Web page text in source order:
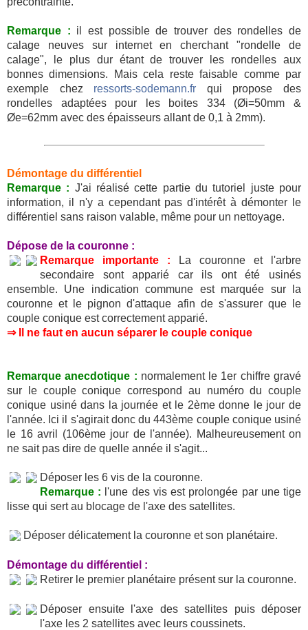
Remarque : il est possible de trouver des rondelles de
calage neuves sur internet en cherchant "rondelle de
calage", le plus dur étant de trouver les rondelles aux
bonnes dimensions. Mais cela reste faisable comme par
exemple chez ressorts-sodemann.fr qui propose des
rondelles adaptées pour les boites 334 (Øi=50mm &
Øe=62mm avec des épaisseurs allant de 0,1 à 2mm).
Démontage du différentiel
Remarque : J'ai réalisé cette partie du tutoriel juste pour
information, il n'y a cependant pas d'intérêt à démonter le
différentiel sans raison valable, même pour un nettoyage.
Dépose de la couronne :
Remarque importante : La couronne et l'arbre
secondaire sont apparié car ils ont été usinés
ensemble. Une indication commune est marquée sur la
couronne et le pignon d'attaque afin de s'assurer que le
couple conique est correctement apparié.
⇒ Il ne faut en aucun séparer le couple conique
Remarque anecdotique : normalement le 1er chiffre gravé
sur le couple conique correspond au numéro du couple
conique usiné dans la journée et le 2ème donne le jour de
l'année. Ici il s'agirait donc du 443ème couple conique usiné
le 16 avril (106ème jour de l'année). Malheureusement on
ne sait pas dire de quelle année il s'agit...
Déposer les 6 vis de la couronne.
Remarque : l'une des vis est prolongée par une tige
lisse qui sert au blocage de l'axe des satellites.
Déposer délicatement la couronne et son planétaire.
Démontage du différentiel :
Retirer le premier planétaire présent sur la couronne.
Déposer ensuite l'axe des satellites puis déposer
l'axe les 2 satellites avec leurs coussinets.